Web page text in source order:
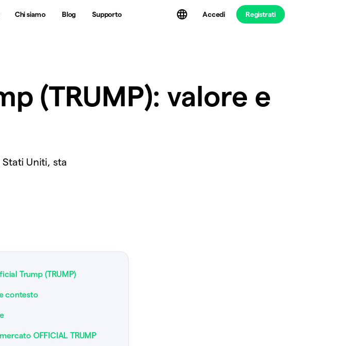
Chi siamo Blog Supporto Accedi Registrati
(TRUMP): valore e
Uniti, sta
Trump (TRUMP)
contesto
OFFICIAL TRUMP